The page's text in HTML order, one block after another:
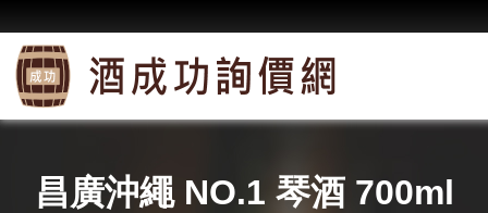
昌廣沖繩 NO.1 琴酒 700ml